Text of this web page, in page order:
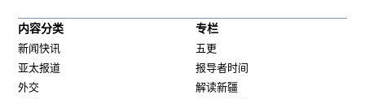
内容分类
新闻快讯
亚太报道
外交
专栏
五更
报导者时间
解读新疆